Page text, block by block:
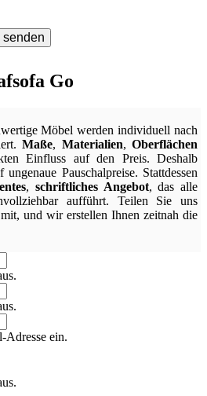
Go
Möbel werden individuell nach
Maße, Materialien,Oberflächen
Einfluss auf den Preis. Deshalb
Pauschalpreise. Stattdessen
, schriftliches Angebot, das alle
aufführt. Teilen Sie uns
und wir erstellen Ihnen zeitnah die
Adresse ein.